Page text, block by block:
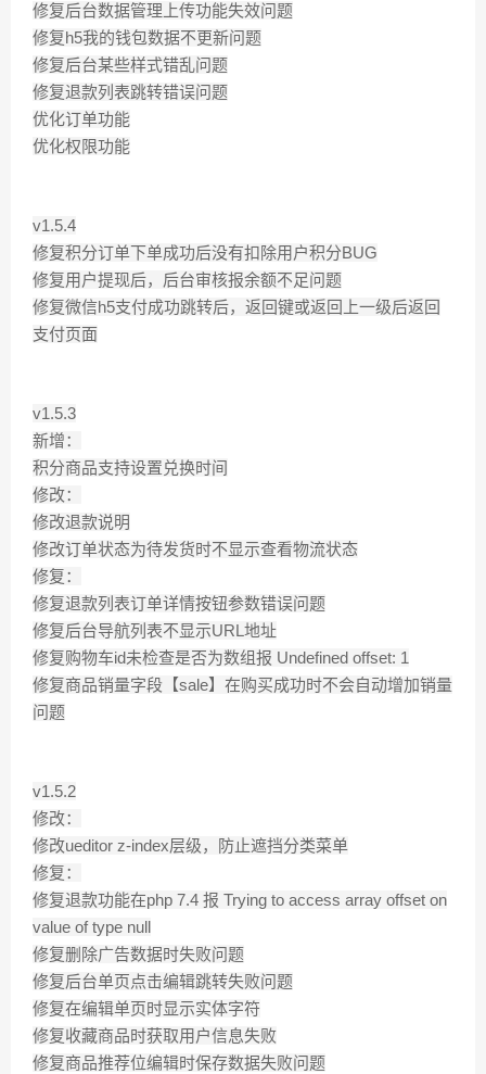
修复后台数据管理上传功能失效问题
修复h5我的钱包数据不更新问题
修复后台某些样式错乱问题
修复退款列表跳转错误问题
优化订单功能
优化权限功能
v1.5.4
修复积分订单下单成功后没有扣除用户积分BUG
修复用户提现后，后台审核报余额不足问题
修复微信h5支付成功跳转后，返回键或返回上一级后返回
支付页面
v1.5.3
新增：
积分商品支持设置兑换时间
修改：
修改退款说明
修改订单状态为待发货时不显示查看物流状态
修复：
修复退款列表订单详情按钮参数错误问题
修复后台导航列表不显示URL地址
修复购物车id未检查是否为数组报 Undefined offset: 1
修复商品销量字段【sale】在购买成功时不会自动增加销量
问题
v1.5.2
修改：
修改ueditor z-index层级，防止遮挡分类菜单
修复：
修复退款功能在php 7.4 报 Trying to access array offset on
value of type null
修复删除广告数据时失败问题
修复后台单页点击编辑跳转失败问题
修复在编辑单页时显示实体字符
修复收藏商品时获取用户信息失败
修复商品推荐位编辑时保存数据失败问题